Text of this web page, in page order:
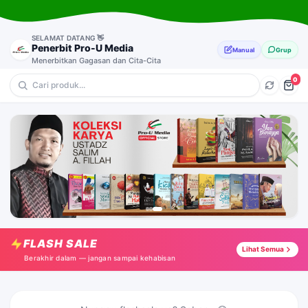
SELAMAT DATANG 👋
Penerbit Pro-U Media
Menerbitkan Gagasan dan Cita-Cita
Manual Grup
0
💎 Sejarah 🔥 Anak-Anak ⭐ Muslimah 🎁 Motivasi
Ad-Durar fi Sirati Ar-Rasul Tap →
CBQ : Aku Senang Menebar Salam Tap →
Sang Penyelamat Republik Tap →
FLASH SALE
Berakhir dalam — jangan sampai kehabisan
Lihat Semua